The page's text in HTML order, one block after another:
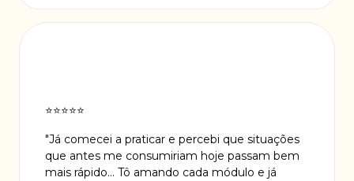
⭐️⭐️⭐️⭐️⭐️
"Já comecei a praticar e percebi que situações
que antes me consumiriam hoje passam bem
mais rápido... Tô amando cada módulo e já